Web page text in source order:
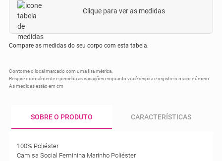
Clique para ver as medidas
Compare as medidas do seu corpo com esta tabela.
Contorne o local marcado com uma fita métrica.
Respire normalmente e perceba as variações enquanto você respira e registre o maior número.
As medidas estão em cm
SOBRE O PRODUTO CARACTERÍSTICAS
100% Poliéster
Camisa Social Feminina Marinho Poliéster